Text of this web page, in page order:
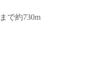
まで約730m